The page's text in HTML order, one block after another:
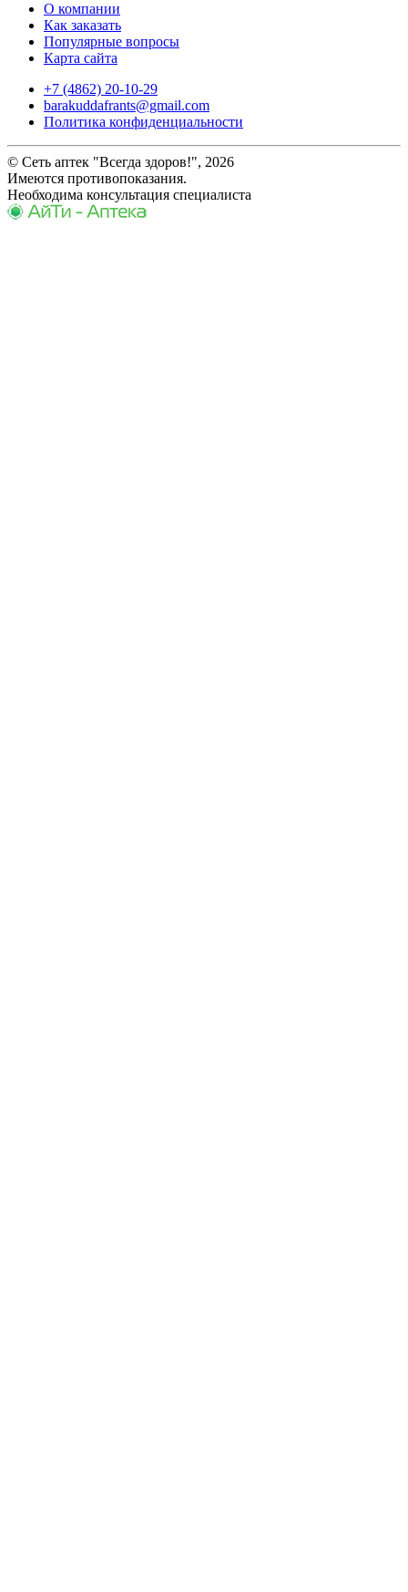
О компании
Как заказать
Популярные вопросы
Карта сайта
+7 (4862) 20-10-29
barakuddafrants@gmail.com
Политика конфиденциальности
© Сеть аптек "Всегда здоров!", 2026
Имеются противопоказания.
Необходима консультация специалиста